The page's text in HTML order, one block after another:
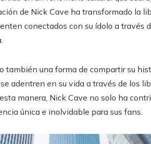
de Nick Cave ha transformado la
conectados con su ídolo a través
también una forma de compartir su
adentren en su vida a través de los
manera, Nick Cave no solo ha
única e inolvidable para sus fans.